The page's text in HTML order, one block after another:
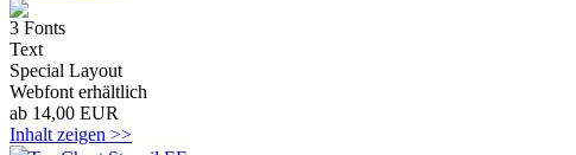
3 Fonts
Text
Special Layout
Webfont erhältlich
ab 14,00 EUR
Inhalt zeigen >>